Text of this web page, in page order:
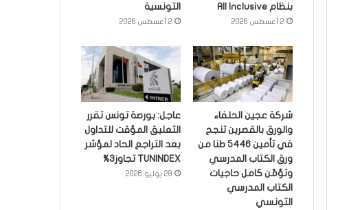
بنظام All Inclusive
2 أغسطس 2026
التونسية
2 أغسطس 2026
شركة عجين الحلفاء
والورق بالقصرين تنجح
في تأمين 5446 طنا من
ورق الكتاب المدرسي
وتؤمّن كامل حاجيات
الكتاب المدرسي
التونسي
عاجل: بورصة تونس تقرر
التعليق المؤقت للتداول
بعد التراجع الحاد لمؤشر
TUNINDEX تجاوز3%
28 يوليو 2026